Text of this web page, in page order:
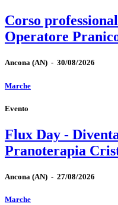
Corso
Operatore
Ancona (AN) - 30/08/2026
Marche
Evento
Flux Day -
Pranoterapia
Ancona (AN) - 27/08/2026
Marche